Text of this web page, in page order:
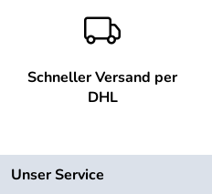
Schneller Versand per
DHL
Unser Service